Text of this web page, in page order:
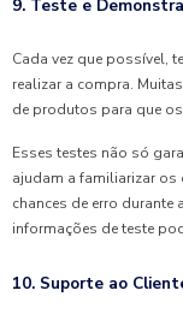
9. Teste e
Cada vez que possível,
realizar a compra.
de produtos para que
Esses testes não só
ajudam a familiarizar
chances de erro
informações de teste
10. Suporte ao